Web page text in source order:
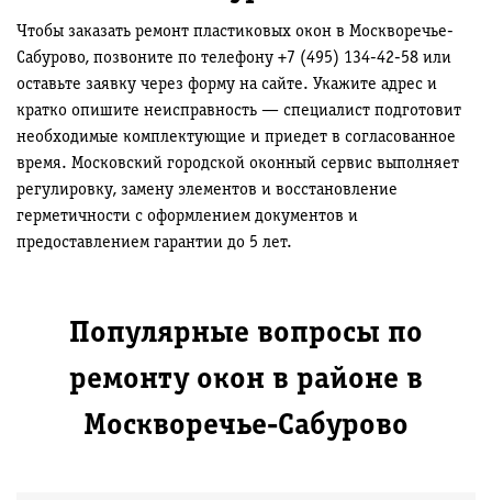
Чтобы заказать ремонт пластиковых окон в Москворечье-
Сабурово, позвоните по телефону +7 (495) 134-42-58 или
оставьте заявку через форму на сайте. Укажите адрес и
кратко опишите неисправность — специалист подготовит
необходимые комплектующие и приедет в согласованное
время. Московский городской оконный сервис выполняет
регулировку, замену элементов и восстановление
герметичности с оформлением документов и
предоставлением гарантии до 5 лет.
Популярные вопросы по
ремонту окон в районе в
Москворечье-Сабурово